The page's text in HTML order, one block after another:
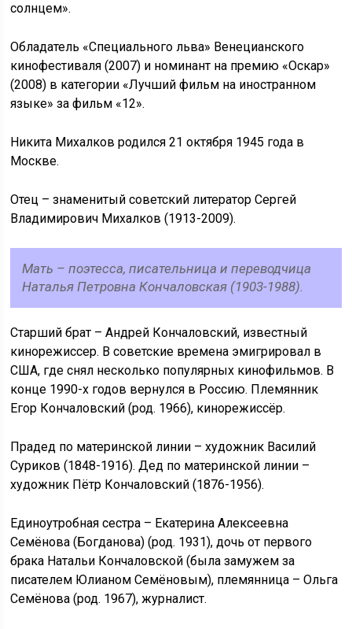
солнцем».
Обладатель «Специального льва» Венецианского
кинофестиваля (2007) и номинант на премию «Оскар»
(2008) в категории «Лучший фильм на иностранном
языке» за фильм «12».
Никита Михалков родился 21 октября 1945 года в
Москве.
Отец – знаменитый советский литератор Сергей
Владимирович Михалков (1913-2009).
Мать – поэтесса, писательница и переводчица
Наталья Петровна Кончаловская (1903-1988).
Старший брат – Андрей Кончаловский, известный
кинорежиссер. В советские времена эмигрировал в
США, где снял несколько популярных кинофильмов. В
конце 1990-х годов вернулся в Россию. Племянник
Егор Кончаловский (род. 1966), кинорежиссёр.
Прадед по материнской линии – художник Василий
Суриков (1848-1916). Дед по материнской линии –
художник Пётр Кончаловский (1876-1956).
Единоутробная сестра – Екатерина Алексеевна
Семёнова (Богданова) (род. 1931), дочь от первого
брака Натальи Кончаловской (была замужем за
писателем Юлианом Семёновым), племянница – Ольга
Семёнова (род. 1967), журналист.